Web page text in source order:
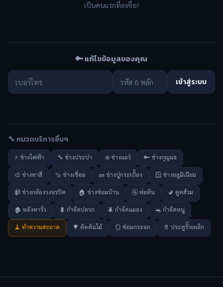
เป็นคนแรกที่ลงชื่อ!
🔑 แก้ไขข้อมูลของคุณ
เข้าสู่ระบบ
🔧 หมวดบริการอื่นๆ
⚡ ช่างไฟฟ้า 🔧 ช่างประปา ❄️ ช่างแอร์ 🔑 ช่างกุญแจ
🎨 ช่างทาสี 🔩 ช่างเชื่อม 🧱 ช่างปูกระเบื้อง 🪟 ช่างอลูมิเนียม
📹 ช่างกล้องวงจรปิด 🏠 ช่างซ่อมบ้าน 🚰 ท่อตัน 🚽 ดูดส้วม
🏚️ หลังคารั่ว 🐛 กำจัดปลวก 🪲 กำจัดแมลง 🐀 กำจัดหนู
🧹 ทำความสะอาด 🌳 ตัดต้นไม้ 🪞 ซ่อมกระจก 🚪 ประตูรั้วเหล็ก